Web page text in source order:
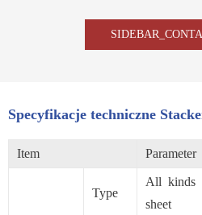
Specyfikacje techniczne
Item Parameter
Type
All kinds
sheet